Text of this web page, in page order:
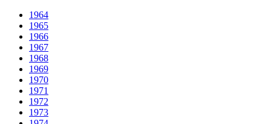
1964
1965
1966
1967
1968
1969
1970
1971
1972
1973